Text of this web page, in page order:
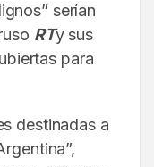
serían
RTy sus
para
destinadas a